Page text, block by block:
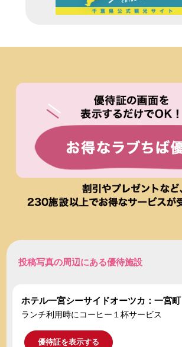
投稿写真の周辺にある優待施設
ホテル一宮シーサイドオーツカ：一宮町
ランチ利用時にコーヒー１杯サービス
優待証を表示する